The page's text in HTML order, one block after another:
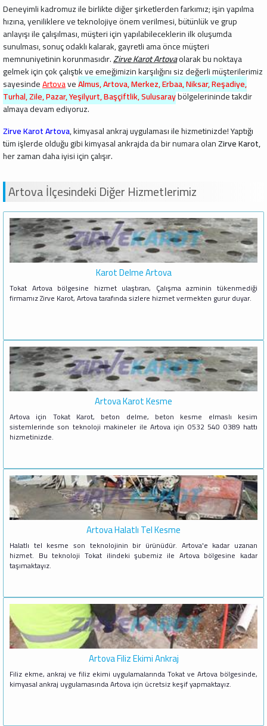
Deneyimli kadromuz ile birlikte diğer şirketlerden farkımız; işin yapılma
hızına, yeniliklere ve teknolojiye önem verilmesi, bütünlük ve grup
anlayışı ile çalışılması, müşteri için yapılabileceklerin ilk oluşumda
sunulması, sonuç odaklı kalarak, gayretli ama önce müşteri
memnuniyetinin korunmasıdır.Zirve Karot Artovaolarak bu noktaya
gelmek için çok çalıştık ve emeğimizin karşılığını siz değerli müşterilerimiz
sayesindeArtovaveAlmus, Artova, Merkez, Erbaa, Niksar, Reşadiye,
Turhal, Zile, Pazar, Yeşilyurt, Başçiftlik, Sulusaraybölgelerininde takdir
almaya devam ediyoruz.
Zirve Karot Artova, kimyasal ankraj uygulaması ile hizmetinizde! Yaptığı
tüm işlerde olduğu gibi kimyasal ankrajda da bir numara olanZirve Karot,
her zaman daha iyisi için çalışır.
Artova İlçesindeki Diğer Hizmetlerimiz
Karot Delme Artova
Tokat Artova bölgesine hizmet ulaştıran, Çalışma azminin tükenmediği
firmamız Zirve Karot, Artova tarafında sizlere hizmet vermekten gurur duyar.
Artova Karot Kesme
Artova için Tokat Karot, beton delme, beton kesme elmaslı kesim
sistemlerinde son teknoloji makineler ile Artova için 0532 540 0389 hattı
hizmetinizde.
Artova Halatlı Tel Kesme
Halatlı tel kesme son teknolojinin bir ürünüdür. Artova'e kadar uzanan
hizmet. Bu teknoloji Tokat ilindeki şubemiz ile Artova bölgesine kadar
taşımaktayız.
Artova Filiz Ekimi Ankraj
Filiz ekme, ankraj ve filiz ekimi uygulamalarında Tokat ve Artova bölgesinde,
kimyasal ankraj uygulamasında Artova için ücretsiz keşif yapmaktayız.